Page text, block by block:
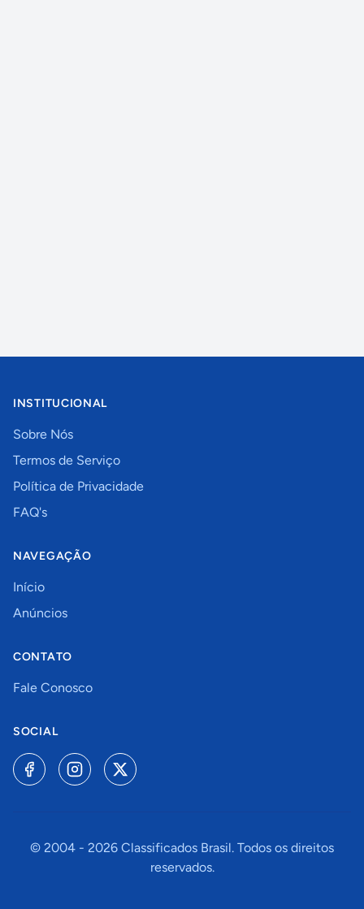
INSTITUCIONAL
Sobre Nós
Termos de Serviço
Política de Privacidade
FAQ's
NAVEGAÇÃO
Início
Anúncios
CONTATO
Fale Conosco
SOCIAL
© 2004 - 2026 Classificados Brasil. Todos os direitos
reservados.